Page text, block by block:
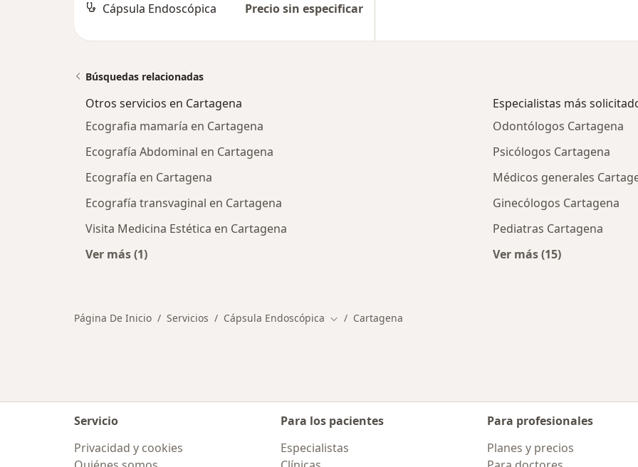
Cápsula Endoscópica Precio sin especificar
Búsquedas relacionadas
Otros servicios en Cartagena
Ecografia mamaría en Cartagena
Ecografía Abdominal en Cartagena
Ecografía en Cartagena
Ecografía transvaginal en Cartagena
Visita Medicina Estética en Cartagena
Ver más (1)
Especialistas más
Odontólogos Cartagena
Psicólogos Cartagena
Médicos generales
Ginecólogos Cartagena
Pediatras Cartagena
Ver más (15)
Página De Inicio Servicios Cápsula Endoscópica Cambiar de ciudad
Cartagena
Servicio
Privacidad y cookies
Para los pacientes
Especialistas
Para profesionales
Planes y precios